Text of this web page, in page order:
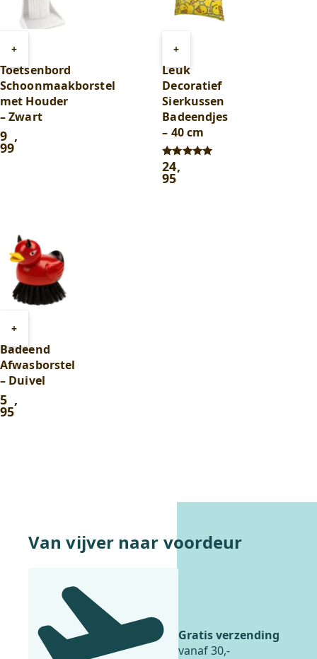
+
aan
winkelwagen
Toetsenbord
Schoonmaakborstel
met Houder
– Zwart
9 ,
99
+
winkelwagen
Leuk
Decoratief
Sierkussen
Badeendjes
– 40 cm
Gewaardeerd
5.00
uit 5
24,
95
+
aan
winkelwagen
Badeend
Afwasborstel
– Duivel
5 ,
95
Van vijver naar voordeur
Gratis verzending
vanaf 30,-